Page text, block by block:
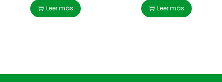
Leer más Leer más